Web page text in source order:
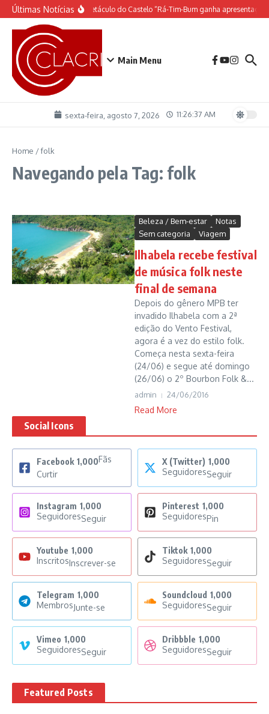
Ir para o conteúdo
Últimas NotíciasO espetáculo do Castelo “Rá-Tim-Bum ganha
Main Menu
sexta-feira, agosto 7, 2026 11:26:37 AM
Home /folk
Navegando pela Tag: folk
Beleza / Bem-estar
Notas
Sem categoria
Viagem
Ilhabela recebe festival
de música folk neste
final de semana
Depois do gênero MPB ter
invadido Ilhabela com a 2ª
edição do Vento Festival,
agora é a vez do estilo folk.
Começa nesta sexta-feira
(24/06) e segue até domingo
(26/06) o 2º Bourbon Folk &...
admin 24/06/2016
Read More
Social Icons
Facebook 1,000Fãs
Curtir
X (Twitter) 1,000
SeguidoresSeguir
Instagram 1,000
SeguidoresSeguir
Pinterest 1,000
SeguidoresPin
Youtube 1,000
InscritosInscrever-se
Tiktok 1,000
SeguidoresSeguir
Telegram 1,000
MembrosJunte-se
Soundcloud 1,000
SeguidoresSeguir
Vimeo 1,000
SeguidoresSeguir
Dribbble 1,000
SeguidoresSeguir
Featured Posts